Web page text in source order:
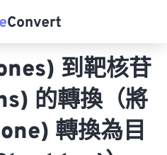
到靶核苷
的轉換（將
轉換為目